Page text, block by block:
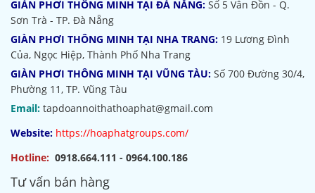
GIÀN PHƠI THÔNG MINH TẠI ĐÀ NẴNG: Số 5 Vân Đồn - Q.
Sơn Trà - TP. Đà Nẵng
GIÀN PHƠI THÔNG MINH TẠI NHA TRANG: 19 Lương Đình
Của, Ngọc Hiệp, Thành Phố Nha Trang
GIÀN PHƠI THÔNG MINH TẠI VŨNG TÀU: Số 700 Đường 30/4,
Phường 11, TP. Vũng Tàu
Email: tapdoannoithathoaphat@gmail.com
Website: https://hoaphatgroups.com/
Hotline: 0918.664.111 - 0964.100.186
Tư vấn bán hàng